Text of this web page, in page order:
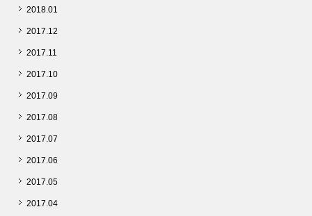
2018.01
2017.12
2017.11
2017.10
2017.09
2017.08
2017.07
2017.06
2017.05
2017.04